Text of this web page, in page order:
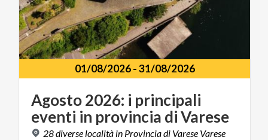
01/08/2026-31/08/2026
Agosto2026: i principali
eventi in provincia diVarese
28diverselocalità in Provinciadi Varese Varese